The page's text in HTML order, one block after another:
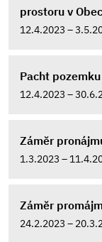
prostoru v
12.4.2023 –
Pacht
12.4.2023 –
Záměr
1.3.2023 –
Záměr
24.2.2023 –